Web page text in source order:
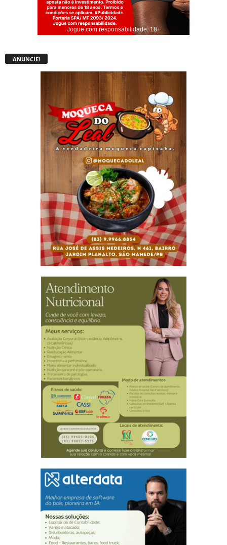
Jogue com responsabilidade. 18+
ANUNCIE!